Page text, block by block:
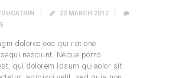
22 MARCH 2017
dolores eos qui ratione
nesciunt. Neque porro
qui dolorem ipsum quiaolor sit